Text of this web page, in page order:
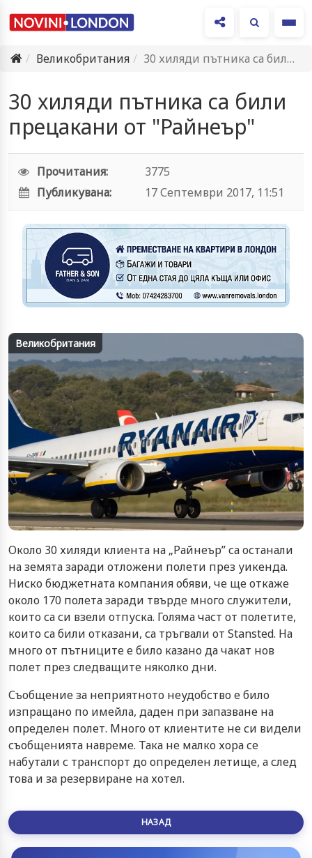
Великобритания
30 хиляди пътника са били прецакани от "Райнеър"
30 хиляди пътника са били
прецакани от "Райнеър"
Прочитания:
3775
Публикувана:
17 Септември 2017, 11:51
Великобритания
Около 30 хиляди клиента на „Райнеър” са останали
на земята заради отложени полети през уикенда.
Ниско бюджетната компания обяви, че ще откаже
около 170 полета заради твърде много служители,
които са си взели отпуска. Голяма част от полетите,
които са били отказани, са тръгвали от Stansted. На
много от пътниците е било казано да чакат нов
полет през следващите няколко дни.
Съобщение за неприятното неудобство е било
изпращано по имейла, даден при запазване на
определен полет. Много от клиентите не си видели
съобщенията навреме. Така не малко хора се
набутали с транспорт до определен летище, а след
това и за резервиране на хотел.
НАЗАД